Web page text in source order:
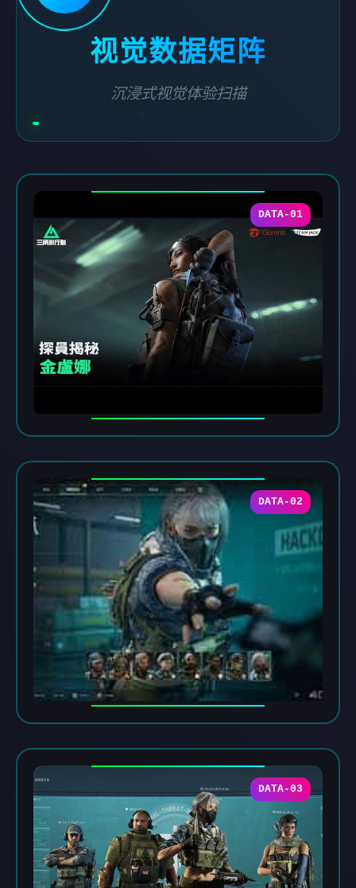
视觉数据矩阵
沉浸式视觉体验扫描
DATA-01
DATA-02
DATA-03